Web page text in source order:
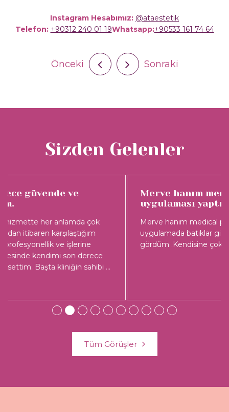
Instagram Hesabımız: @ataestetik
Telefon: +90312 240 01 19Whatsapp:+90533 161 74 64
Önceki Sonraki
Sizden Gelenler
Merve hanım medical pedikür
Merve hanım medical pedikür uygulaması yaptı. İlk
uygulamada batıklar gitti, nasırlarda düzelme
gördüm .Kendisine çok teşekkür ederim. ...
Tüm Görüşler